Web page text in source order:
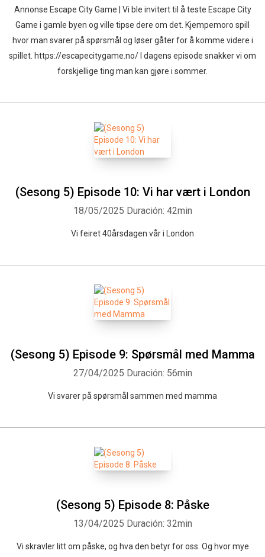
Annonse Escape City Game | Vi ble invitert til å teste Escape City
Game i gamle byen og ville tipse dere om det. Kjempemoro spill
hvor man svarer på spørsmål og løser gåter for å komme videre i
spillet. https://escapecitygame.no/ I dagens episode snakker vi om
forskjellige ting man kan gjøre i sommer.
(Sesong 5) Episode 10: Vi har vært i London
18/05/2025 Duración: 42min
Vi feiret 40årsdagen vår i London
(Sesong 5) Episode 9: Spørsmål med Mamma
27/04/2025 Duración: 56min
Vi svarer på spørsmål sammen med mamma
(Sesong 5) Episode 8: Påske
13/04/2025 Duración: 32min
Vi skravler litt om påske, og hva den betyr for oss. Og hvor mye